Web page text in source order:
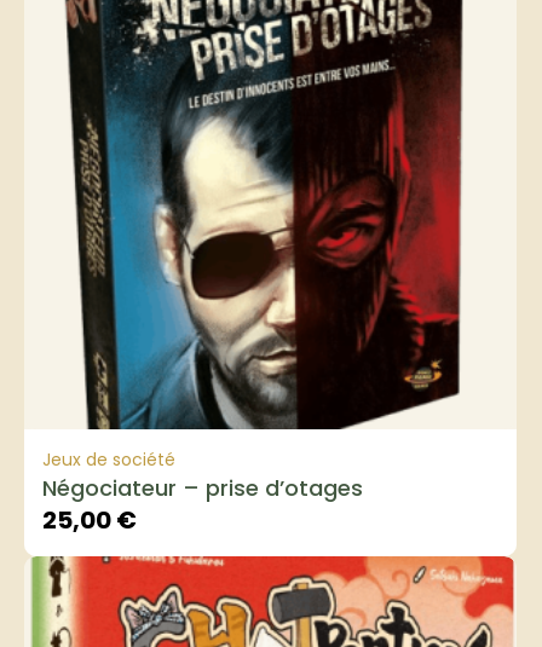
Jeux de société
Négociateur – prise d’otages
25,00€